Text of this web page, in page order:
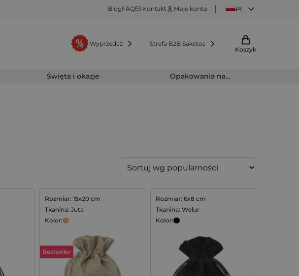
BlogFAQ Kontakt Moje konto PL
Wyprzedaż
Strefa B2B Saketos
Koszyk
Święta i okazje Opakowania na...
Rozmiar: 15x20 cm
Tkanina: Juta
Kolor:
Bestseller
Rozmiar: 6x8 cm
Tkanina: Welur
Kolor: